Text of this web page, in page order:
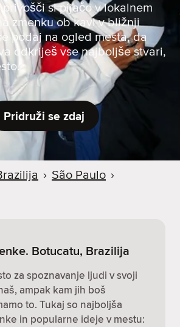
si pijačo v lokalnem
zmenku ob kavi v bližnji
podaj na ogled mesta, da
odkriješ vse najboljše stvari,
Pridruži se zdaj
› São Paulo ›
Botucatu, Brazilija
za spoznavanje ljudi v svoji
ampak kam jih boš
to. Tukaj so najboljša
in popularne ideje v mestu: